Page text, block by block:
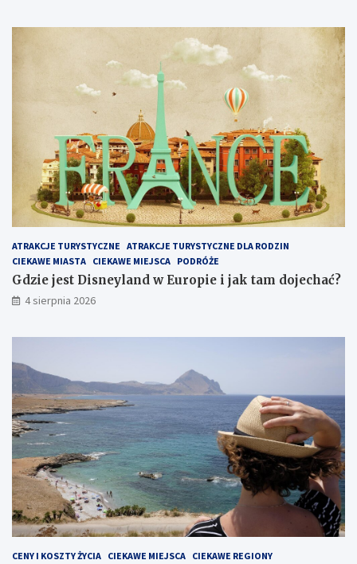
ATRAKCJE TURYSTYCZNE ATRAKCJE TURYSTYCZNE DLA RODZIN
CIEKAWE MIASTA CIEKAWE MIEJSCA PODRÓŻE
Gdzie jest Disneyland w Europie i jak tam dojechać?
4 sierpnia 2026
CENY I KOSZTY ŻYCIA CIEKAWE MIEJSCA CIEKAWE REGIONY